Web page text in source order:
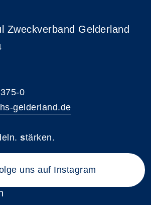
Zweckverband Gelderland
0
gelderland.de
stärken.
uns auf Instagram